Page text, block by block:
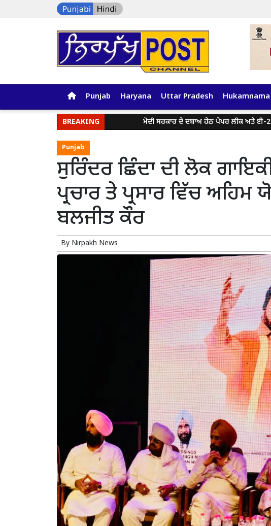
Punjab Haryana Uttar Pradesh Hukamnama
BREAKING ਮੋਦੀ ਸਰਕਾਰ ਦੇ ਦਬਾਅ ਹੇਠ ਪੇਪਰ ਲੀਕ ਅਤੇ ਈ-20 ਖ਼ਿਲਾਫ਼
Punjab
ਸੁਰਿੰਦਰ ਛਿੰਦਾ ਦੀ ਲੋਕ
ਪ੍ਰਚਾਰ ਤੇ ਪ੍ਰਸਾਰ ਵਿੱਚ
ਬਲਜੀਤ ਕੌਰ
By Nirpakh News